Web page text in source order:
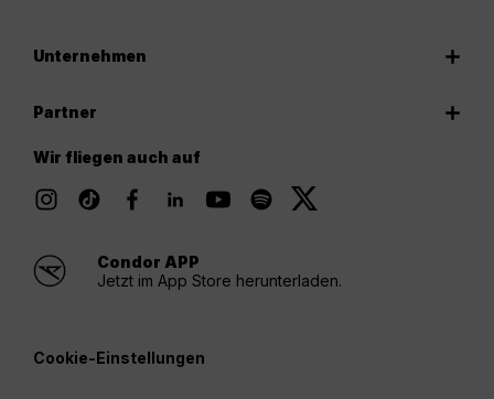
Unternehmen
Partner
Wir fliegen auch auf
Condor APP
Jetzt im App Store herunterladen.
Cookie-Einstellungen